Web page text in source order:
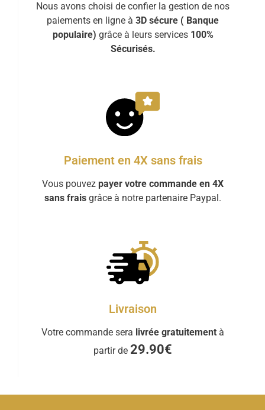
Nous avons choisi de confier la gestion de nos
paiements en ligne à 3D sécure ( Banque
populaire) grâce à leurs services 100%
Sécurisés.
Paiement en 4X sans frais
Vous pouvez payer votre commande en 4X
sans frais grâce à notre partenaire Paypal.
Livraison
Votre commande sera livrée gratuitement à
partir de 29.90€